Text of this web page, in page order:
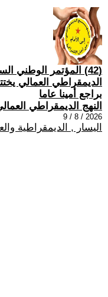
(42) المؤتمر الوطني
الديمقراطي العمالي
براجع أمينا عاما
النهج الديمقراطي
2026 / 8 / 9
اليسار , الديمقراطية